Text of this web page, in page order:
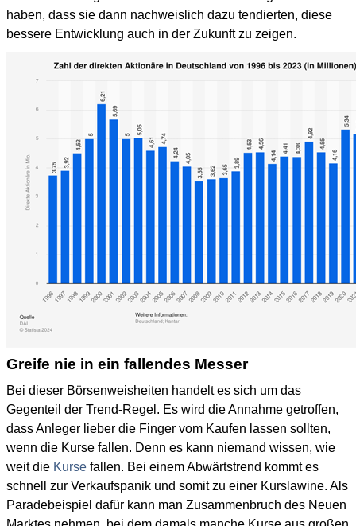
haben, dass sie dann nachweislich dazu tendierten, diese
bessere Entwicklung auch in der Zukunft zu zeigen.
Greife nie in ein fallendes Messer
Bei dieser Börsenweisheiten handelt es sich um das
Gegenteil der Trend-Regel. Es wird die Annahme getroffen,
dass Anleger lieber die Finger vom Kaufen lassen sollten,
wenn die Kurse fallen. Denn es kann niemand wissen, wie
weit die Kurse fallen. Bei einem Abwärtstrend kommt es
schnell zur Verkaufspanik und somit zu einer Kurslawine. Als
Paradebeispiel dafür kann man Zusammenbruch des Neuen